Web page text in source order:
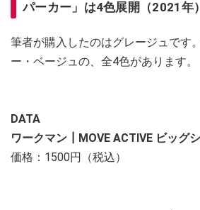
パーカー」は4色展開（2021年）
筆者が購入したのはグレージュです
ー・ベージュの、全4色があります。
DATA
ワークマン┃MOVE ACTIVE ビッグ
価格：1500円（税込）